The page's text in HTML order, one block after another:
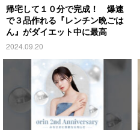
帰宅して１０分で完成！ 爆速
で３品作れる『レンチン晩ごは
ん』がダイエット中に最高
2024.09.20